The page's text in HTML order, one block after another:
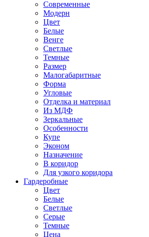
Современные
Модерн
Цвет
Белые
Венге
Светлые
Темные
Размер
Малогабаритные
Форма
Угловые
Отделка и материал
Из МДФ
Зеркальные
Особенности
Купе
Эконом
Назначение
В коридор
Для узкого коридора
Гардеробные
Цвет
Белые
Светлые
Серые
Темные
Цена